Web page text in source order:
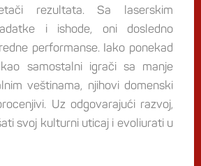
rezultata. Sa laserskim
i ishode, oni dosledno
performanse. Iako ponekad
samostalni igrači sa manje
veštinama, njihovi domenski
Uz odgovarajući razvoj,
svoj kulturni uticaj i evoliurati u